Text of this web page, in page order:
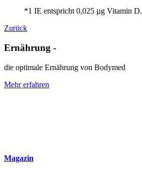
*1 IE entspricht 0,025 µg Vitamin D.
Zurück
Ernährung -
die optimale Ernährung von Bodymed
Mehr erfahren
Magazin